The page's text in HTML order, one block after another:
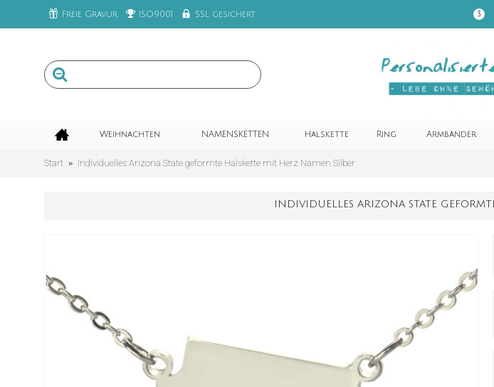
Freie Gravur ISO9001 SSL gesichert $
Weihnachten NAMENSKETTEN Halskette Ring Armbänder
Start Individuelles Arizona State geformte Halskette mit Herz Namen Silber
INDIVIDUELLES ARIZONA STATE